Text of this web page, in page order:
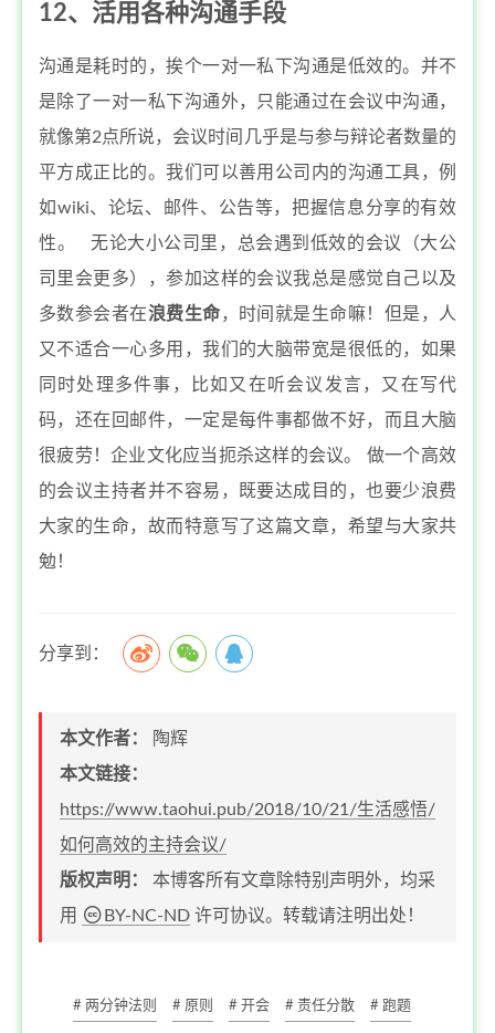
12、活用各种沟通手段
沟通是耗时的，挨个一对一私下沟通是低效的。并不
是除了一对一私下沟通外，只能通过在会议中沟通，
就像第2点所说，会议时间几乎是与参与辩论者数量的
平方成正比的。我们可以善用公司内的沟通工具，例
如wiki、论坛、邮件、公告等，把握信息分享的有效
性。 无论大小公司里，总会遇到低效的会议（大公
司里会更多），参加这样的会议我总是感觉自己以及
多数参会者在浪费生命，时间就是生命嘛！但是，人
又不适合一心多用，我们的大脑带宽是很低的，如果
同时处理多件事，比如又在听会议发言，又在写代
码，还在回邮件，一定是每件事都做不好，而且大脑
很疲劳！企业文化应当扼杀这样的会议。 做一个高效
的会议主持者并不容易，既要达成目的，也要少浪费
大家的生命，故而特意写了这篇文章，希望与大家共
勉！
分享到：
本文作者：
陶辉
本文链接：
https://www.taohui.pub/2018/10/21/生活感悟/
如何高效的主持会议/
版权声明： 本博客所有文章除特别声明外，均采
用
BY-NC-ND 许可协议。转载请注明出处！
# 两分钟法则 # 原则 # 开会 # 责任分散 # 跑题